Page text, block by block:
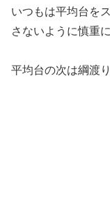
いつもは平均台を
さないように慎重
平均台の次は綱渡